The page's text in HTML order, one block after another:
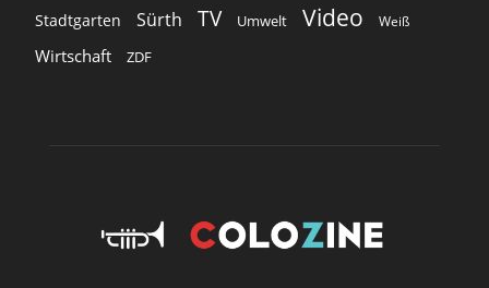
Stadtgarten Sürth TV Umwelt Video Weiß
Wirtschaft ZDF